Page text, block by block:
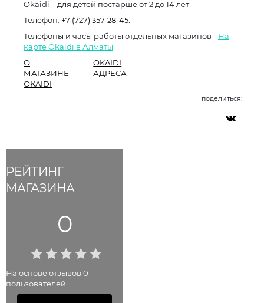
РЕЙТИНГ
МАГАЗИНА
0
На основе отзывов 0
пользователей.
Okaidi – для детей постарше от 2 до 14 лет
Телефон: +7 (727) 357-28-45.
Телефоны и часы работы отдельных магазинов - На
карте Okaidi в Алматы
О
МАГАЗИНЕ
OKAIDI
OKAIDI
АДРЕСА
поделиться: